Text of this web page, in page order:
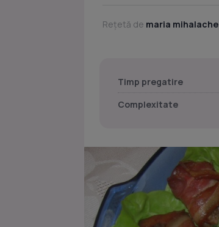
Rețetă de maria mihalache
Timp pregatire
Complexitate